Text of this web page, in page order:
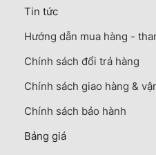
Tin tức
Hướng dẫn mua hàng -
Chính sách đổi trả hàng
Chính sách giao hàng &
Chính sách bảo hành
Bảng giá